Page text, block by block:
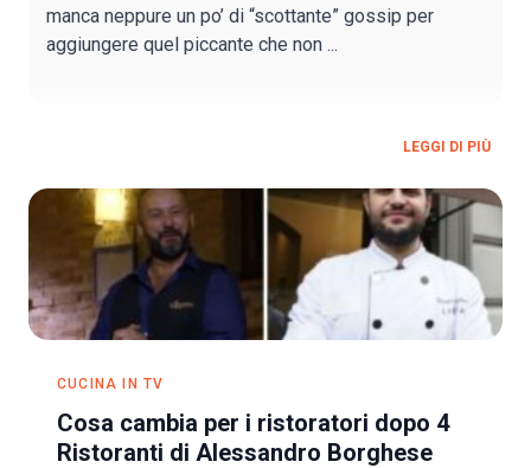
manca neppure un po’ di “scottante” gossip per
aggiungere quel piccante che non ...
LEGGI DI PIÙ
CUCINA IN TV
Cosa cambia per i ristoratori dopo 4
Ristoranti di Alessandro Borghese